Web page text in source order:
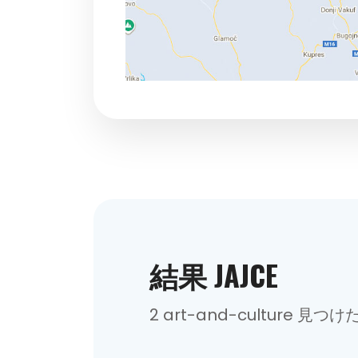
結果 JAJCE
2 art-and-culture 見つけ